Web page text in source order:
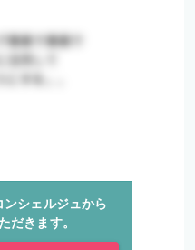
シェルジュから
だきます。